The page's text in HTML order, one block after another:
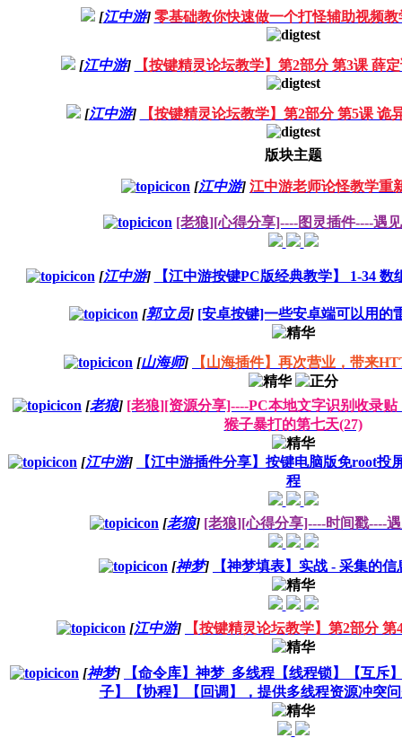
[江中游] 零基础教你快速做一个打怪辅助视频
[江中游] 【按键精灵论坛教学】第2部分 第3课 薛
[江中游] 【按键精灵论坛教学】第2部分 第5课 诡
版块主题
[江中游] 江中游老师论怪教学重
[老狼][心得分享]----图灵插件----遇
[江中游] 【江中游按键PC版经典教学】 1-34
[郭立员] [安卓按键]一些安卓端可以用的
[山海师] 【山海插件】再次营业，带来
[老狼] [老狼][资源分享]----PC本地文字识别收录
猴子暴打的第七天(27)
[江中游]
【江中游插件分享】按键电脑版免root
程
[老狼] [老狼][心得分享]----时间戳----
[神梦] 【神梦填表】实战 - 采集的
[江中游] 【按键精灵论坛教学】第2部分
[神梦]
【命令库】神梦_多线程【线程锁】【互斥
子】【协程】【回调】，提供多线程资源冲突